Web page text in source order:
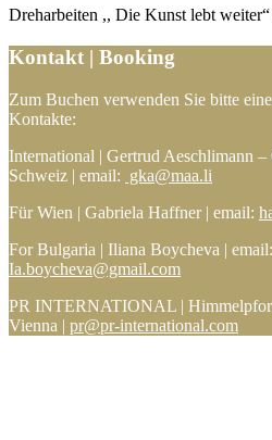
Dreharbeiten ,, Die Kunst lebt
Kontakt | Booking
Zum Buchen verwenden Sie bitte
Kontakte:
International | Gertrud Aeschlimann
Schweiz | email: gka@maa.li
Für Wien | Gabriela Haffner | email:
For Bulgaria | Iliana Boycheva | email:
Ia.boycheva@gmail.com
PR INTERNATIONAL |
Vienna | pr@pr-international.com